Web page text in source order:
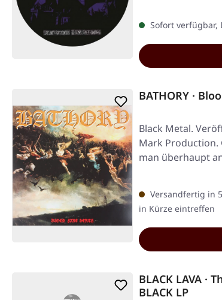
Sofort verfügbar,
BATHORY ·
Black Metal.
Mark Production.
man überhaupt
Versandfertig in
in Kürze eintreffen
BLACK LAVA ·
BLACK LP